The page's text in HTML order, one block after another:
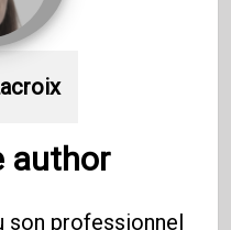
author
son professionnel